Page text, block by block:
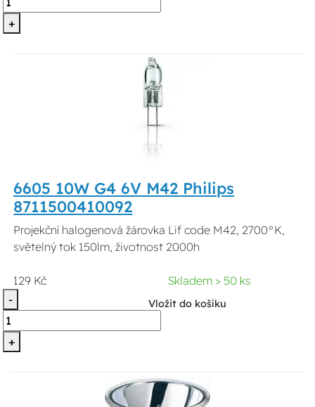
+
6605 10W G4 6V M42 Philips
8711500410092
Projekční halogenová žárovka Lif code M42, 2700°K,
světelný tok 150lm, životnost 2000h
129 Kč
Skladem > 50 ks
-
+
Vložit do košíku